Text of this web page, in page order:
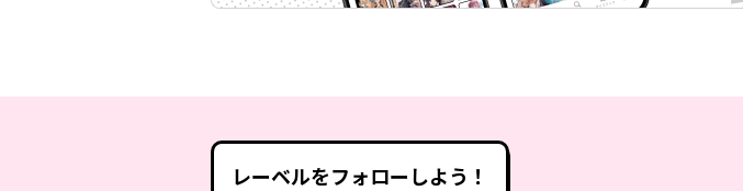
レーベルをフォローしよう！